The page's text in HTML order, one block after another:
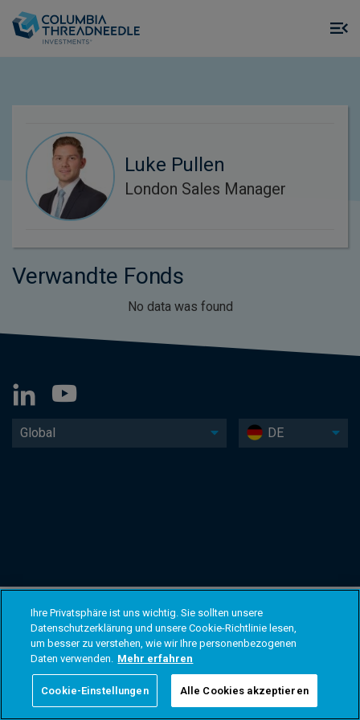
Luke Pullen
London Sales Manager
Verwandte Fonds
No data was found
Global DE
Ihre Privatsphäre ist uns wichtig. Sie sollten unsere
Datenschutzerklärung und unsere Cookie-Richtlinie lesen,
um besser zu verstehen, wie wir Ihre personenbezogenen
Daten verwenden. Mehr erfahren
Cookie-Einstellungen Alle Cookies akzeptieren